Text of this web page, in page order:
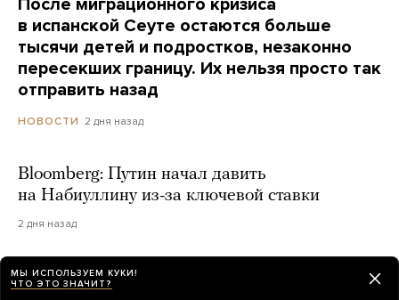
в испанской Сеуте остаются больше
тысячи детей и подростков, незаконно
пересекших границу. Их нельзя просто так
отправить назад
НОВОСТИ 2 дня назад
Bloomberg: Путин начал давить
на Набиуллину из-за ключевой ставки
2 дня назад
МЫ ИСПОЛЬЗУЕМ КУКИ!
ЧТО ЭТО ЗНАЧИТ?